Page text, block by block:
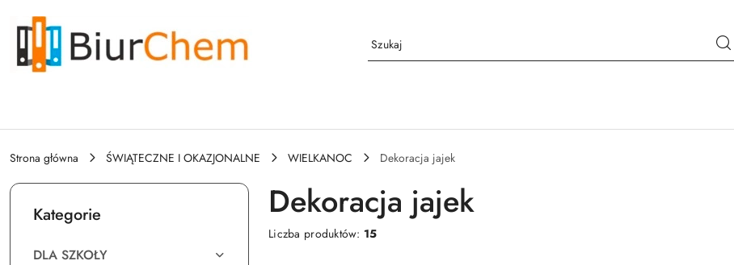
Przejdź do treści głównej
Przejdź do wyszukiwarki
Przejdź do moje konto
Przejdź do menu głównego
Przejdź do stopki
Strona główna ŚWIĄTECZNE I OKAZJONALNE WIELKANOC Dekoracja jajek
Kategorie
DLA SZKOŁY
Dekoracja jajek
Liczba produktów: 15